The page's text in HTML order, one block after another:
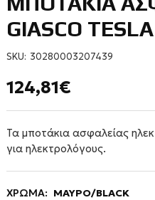
GIASCO
SKU: 30280003207439
124,81€
Τα μποτάκια ασφαλείας
για ηλεκτρολόγους.
ΧΡΩΜΑ: ΜΑΥΡΟ/BLACK